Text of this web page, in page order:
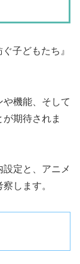
子どもたち』
機能、そして
期待されま
定と、アニメ
します。